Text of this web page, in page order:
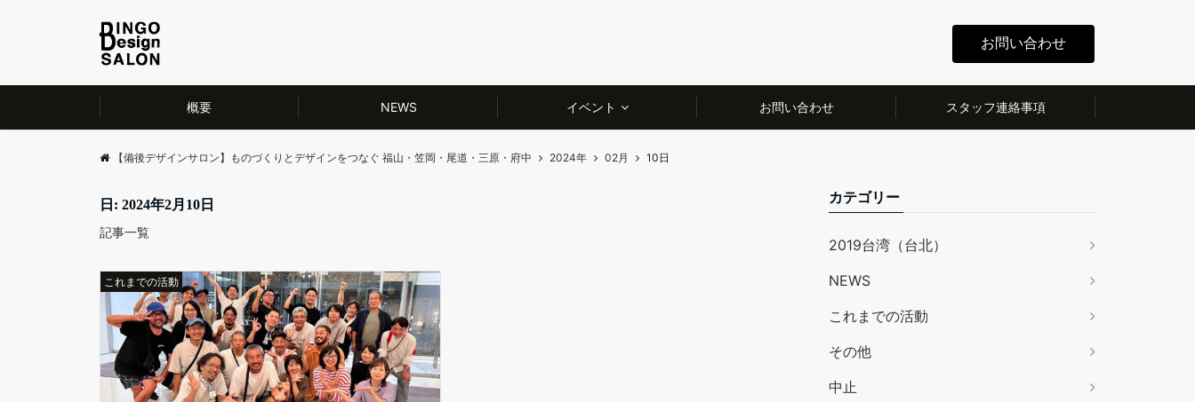
お問い合わせ
概要 NEWS イベント お問い合わせ スタッフ連絡事項
【備後デザインサロン】ものづくりとデザインをつなぐ 福山・笠岡・尾道・三原・府中 2024年 02月 10日
日: 2024年2月10日
記事一覧
これまでの活動
カテゴリー
2019台湾（台北）
NEWS
これまでの活動
その他
中止